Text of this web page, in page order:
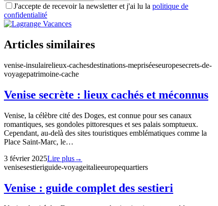
J'accepte de recevoir la newsletter et j'ai lu la politique de
confidentialité
Articles similaires
venise-insulairelieux-cachesdestinations-mepriséeseuropesecrets-de-
voyagepatrimoine-cache
Venise secrète : lieux cachés et méconnus
Venise, la célèbre cité des Doges, est connue pour ses canaux
romantiques, ses gondoles pittoresques et ses palais somptueux.
Cependant, au-delà des sites touristiques emblématiques comme la
Place Saint-Marc, le…
3 février 2025Lire plus→
venisesestieriguide-voyageitalieeuropequartiers
Venise : guide complet des sestieri